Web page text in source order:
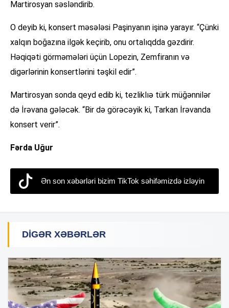
Martirosyan səsləndirib.
O deyib ki, konsert məsələsi Paşinyanın işinə yarayır. “Çünki
xalqın boğazına ilgək keçirib, onu ortalıqdda gəzdirir.
Həqiqəti görməmələri üçün Lopezin, Zemfiranın və
digərlərinin konsertlərini təşkil edir”.
Martirosyan sonda qeyd edib ki, tezliklıə türk müğənnilər
də İrəvana gələcək. “Bir də görəcəyik ki, Tarkan İrəvanda
konsert verir”.
Fərda Uğur
Ən son xəbərləri bizim TikTok səhifəmizdə izləyin
DIGƏR XƏBƏRLƏR